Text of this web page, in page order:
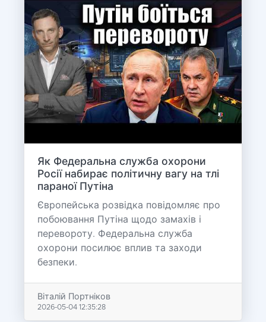
Як Федеральна служба охорони
Росії набирає політичну вагу на тлі
параної Путіна
Європейська розвідка повідомляє про
побоювання Путіна щодо замахів і
перевороту. Федеральна служба
охорони посилює вплив та заходи
безпеки.
Віталій Портніков
2026-05-04 12:35:28